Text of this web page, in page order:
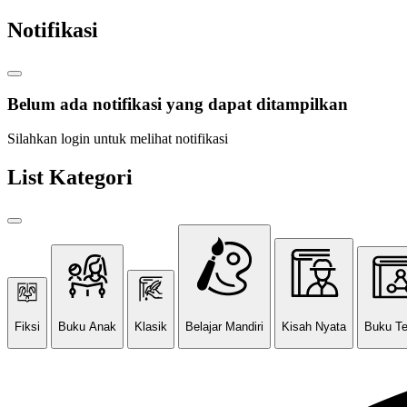
Notifikasi
Belum ada notifikasi yang dapat ditampilkan
Silahkan login untuk melihat notifikasi
List Kategori
Fiksi Buku Anak Klasik Belajar Mandiri Kisah Nyata Buku